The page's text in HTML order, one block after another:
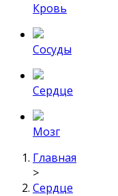
Кровь
Сосуды
Сердце
Мозг
Главная
>
Сердце